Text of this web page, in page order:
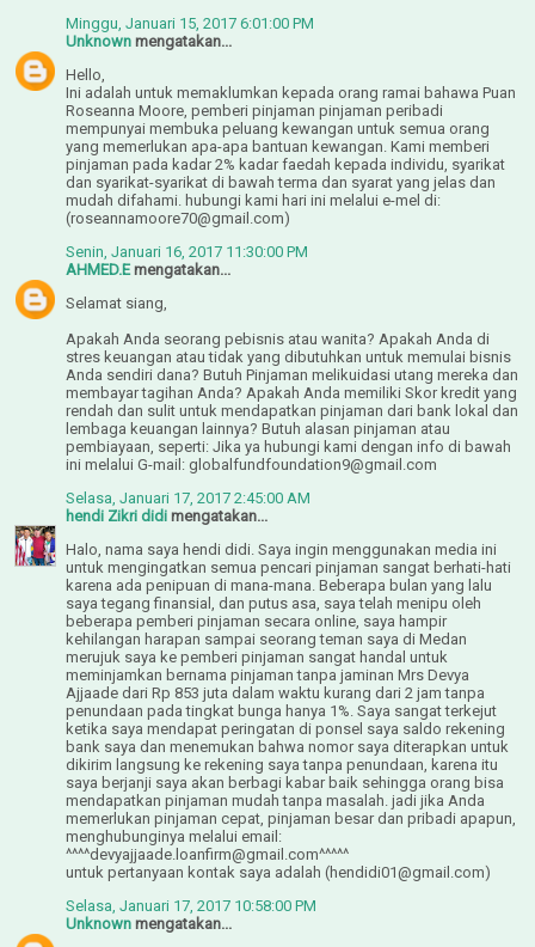
Minggu, Januari 15, 2017 6:01:00 PM
Unknown mengatakan...
Hello,
Ini adalah untuk memaklumkan kepada orang ramai bahawa Puan
Roseanna Moore, pemberi pinjaman pinjaman peribadi
mempunyai membuka peluang kewangan untuk semua orang
yang memerlukan apa-apa bantuan kewangan. Kami memberi
pinjaman pada kadar 2% kadar faedah kepada individu, syarikat
dan syarikat-syarikat di bawah terma dan syarat yang jelas dan
mudah difahami. hubungi kami hari ini melalui e-mel di:
(roseannamoore70@gmail.com)
Senin, Januari 16, 2017 11:30:00 PM
AHMED.Emengatakan...
Selamat siang,
Apakah Anda seorang pebisnis atau wanita? Apakah Anda di
stres keuangan atau tidak yang dibutuhkan untuk memulai bisnis
Anda sendiri dana? Butuh Pinjaman melikuidasi utang mereka dan
membayar tagihan Anda? Apakah Anda memiliki Skor kredit yang
rendah dan sulit untuk mendapatkan pinjaman dari bank lokal dan
lembaga keuangan lainnya? Butuh alasan pinjaman atau
pembiayaan, seperti: Jika ya hubungi kami dengan info di bawah
ini melalui G-mail: globalfundfoundation9@gmail.com
Selasa, Januari 17, 2017 2:45:00 AM
hendi Zikri didi mengatakan...
Halo, nama saya hendi didi. Saya ingin menggunakan media ini
untuk mengingatkan semua pencari pinjaman sangat berhati-hati
karena ada penipuan di mana-mana. Beberapa bulan yang lalu
saya tegang finansial, dan putus asa, saya telah menipu oleh
beberapa pemberi pinjaman secara online, saya hampir
kehilangan harapan sampai seorang teman saya di Medan
merujuk saya ke pemberi pinjaman sangat handal untuk
meminjamkan bernama pinjaman tanpa jaminan Mrs Devya
Ajjaade dari Rp 853 juta dalam waktu kurang dari 2 jam tanpa
penundaan pada tingkat bunga hanya 1%. Saya sangat terkejut
ketika saya mendapat peringatan di ponsel saya saldo rekening
bank saya dan menemukan bahwa nomor saya diterapkan untuk
dikirim langsung ke rekening saya tanpa penundaan, karena itu
saya berjanji saya akan berbagi kabar baik sehingga orang bisa
mendapatkan pinjaman mudah tanpa masalah. jadi jika Anda
memerlukan pinjaman cepat, pinjaman besar dan pribadi apapun,
menghubunginya melalui email:
^^^^devyajjaade.loanfirm@gmail.com^^^^^
untuk pertanyaan kontak saya adalah (hendidi01@gmail.com)
Selasa, Januari 17, 2017 10:58:00 PM
Unknown mengatakan...